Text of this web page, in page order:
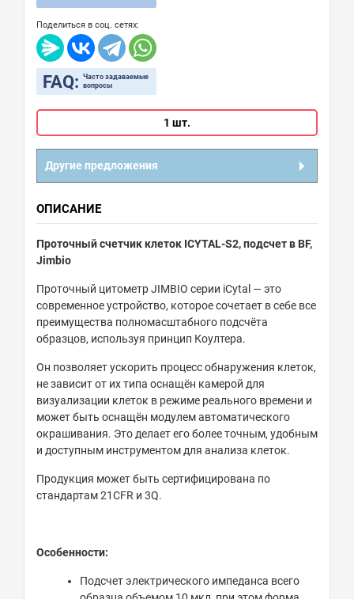
Поделиться в соц. сетях:
FAQ: Часто задаваемые
вопросы
1 шт.
Другие предложения
ОПИСАНИЕ
Проточный счетчик клеток ICYTAL-S2, подсчет в BF,
Jimbio
Проточный цитометр JIMBIO серии iCytal — это
современное устройство, которое сочетает в себе все
преимущества полномасштабного подсчёта
образцов, используя принцип Коултера.
Он позволяет ускорить процесс обнаружения клеток,
не зависит от их типа оснащён камерой для
визуализации клеток в режиме реального времени и
может быть оснащён модулем автоматического
окрашивания. Это делает его более точным, удобным
и доступным инструментом для анализа клеток.
Продукция может быть сертифицирована по
стандартам 21CFR и 3Q.
Особенности:
Подсчетэлектрического импеданса всего